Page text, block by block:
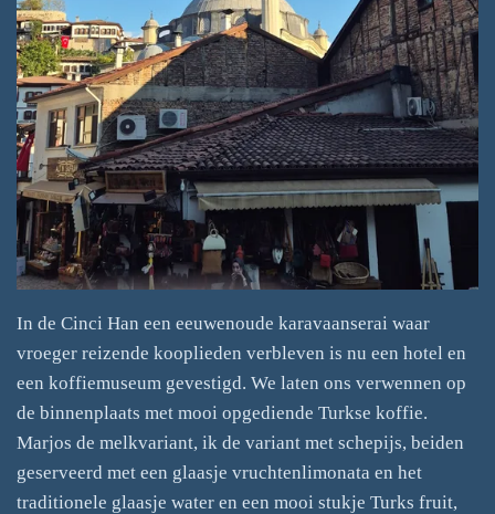
In de Cinci Han een eeuwenoude karavaanserai waar
vroeger reizende kooplieden verbleven is nu een hotel en
een koffiemuseum gevestigd. We laten ons verwennen op
de binnenplaats met mooi opgediende Turkse koffie.
Marjos de melkvariant, ik de variant met schepijs, beiden
geserveerd met een glaasje vruchtenlimonata en het
traditionele glaasje water en een mooi stukje Turks fruit,